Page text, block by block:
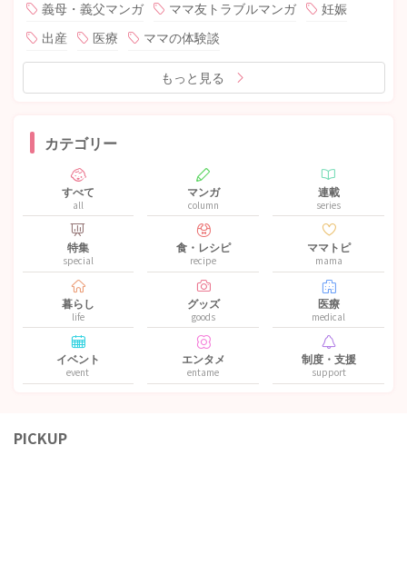
義母・義父マンガ ママ友トラブルマンガ
妊娠
出産
医療 ママの体験談
もっと見る
カテゴリー
すべて
all
マンガ
column
連載
series
特集
special
食・レシピ
recipe
ママトピ
mama
暮らし
life
グッズ
goods
医療
medical
イベント
event
エンタメ
entame
制度・支援
support
PICKUP